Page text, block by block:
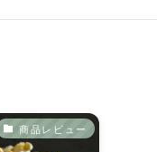
商品レビュー